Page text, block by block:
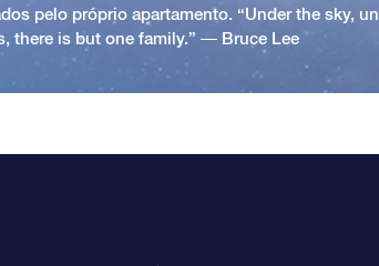
pelo próprio apartamento. “Under the sky,
there is but one family.” ― Bruce Lee